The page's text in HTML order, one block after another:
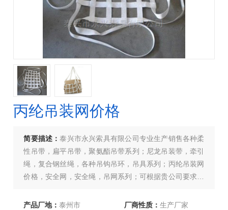
丙纶吊装网价格
简要描述：泰兴市永兴索具有限公司专业生产销售各种柔
性吊带，扁平吊带，聚氨酯吊带系列；尼龙吊装带，牵引
绳，复合钢丝绳，各种吊钩吊环，吊具系列；丙纶吊装网
价格，安全网，安全绳，吊网系列；可根据贵公司要求生
产品厂地：泰州市 厂商性质： 生产厂家